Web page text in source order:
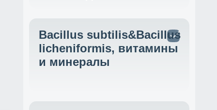
Bacillus subtilis&Bacillus
licheniformis, витамины
и минералы